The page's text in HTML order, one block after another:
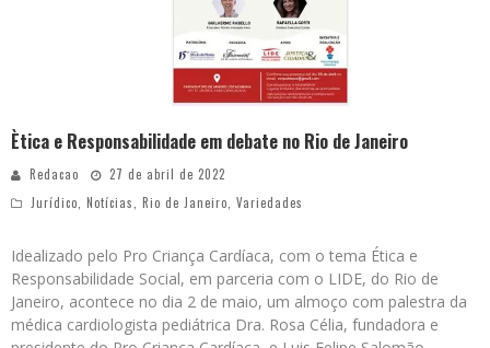
Ètica e Responsabilidade em debate no Rio de Janeiro
Redacao
27 de abril de 2022
Jurídico, Notícias, Rio de Janeiro, Variedades
Idealizado pelo Pro Criança Cardíaca, com o tema Ética e
Responsabilidade Social, em parceria com o LIDE, do Rio de
Janeiro, acontece no dia 2 de maio, um almoço com palestra da
médica cardiologista pediátrica Dra. Rosa Célia, fundadora e